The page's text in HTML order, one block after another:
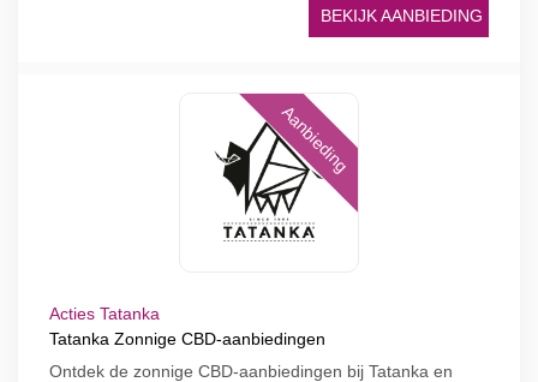
BEKIJK AANBIEDING
Aanbieding
Acties Tatanka
Tatanka Zonnige CBD-aanbiedingen
Ontdek de zonnige CBD-aanbiedingen bij Tatanka en